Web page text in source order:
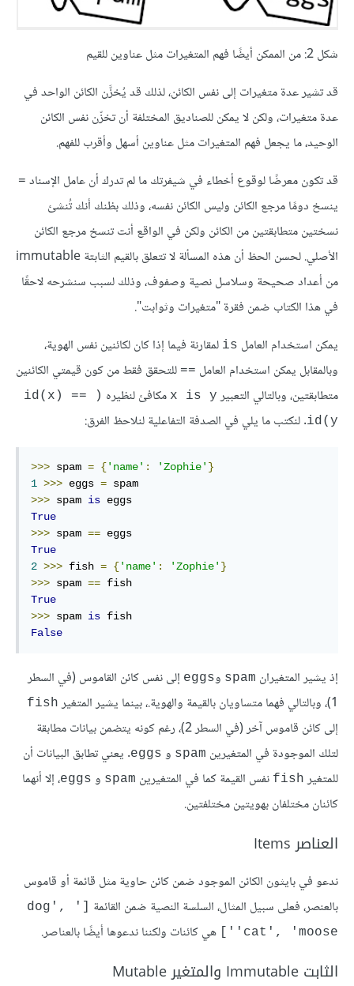
شكل 2: من الممكن أيضًا فهم المتغيرات مثل عناوين للقيم
قد تشير عدة متغيرات إلى نفس الكائن، لذلك قد يُخزَّن الكائن الواحد في
عدة متغيرات، ولكن لا يمكن للصناديق المختلفة أن تخزّن نفس الكائن
الوحيد، ما يجعل فهم المتغيرات مثل عناوين أسهل وأقرب للفهم.
قد تكون معرضًا لوقوع أخطاء في شيفرتك ما لم تدرك أن عامل الإسناد =
ينسخ دومًا مرجع الكائن وليس الكائن نفسه، وذلك بظنك أنك تُنشئ
نسختين متطابقتين من الكائن ولكن في الواقع أنت تنسخ مرجع الكائن
الأصلي. لحسن الحظ أن هذه المسألة لا تتعلق بالقيم الثابتة immutable
من أعداد صحيحة وسلاسل نصية وصفوف، وذلك لسبب سنشرحه لاحقًا
في هذا الكتاب ضمن فقرة "متغيرات وثوابت".
يمكن استخدام العامل is لمقارنة فيما إذا كان لكائنين نفس الهوية،
وبالمقابل يمكن استخدام العامل == للتحقق فقط من كون قيمتي الكائنين
متطابقتين، وبالتالي التعبير x is y مكافئ لنظيره
(id(x) ==
id(y. لنكتب ما يلي في الصدفة التفاعلية لنلاحظ الفرق:
>>> spam = {'name' : 'Zophie' }
1 >>> eggs =
>>> spam is
True
>>> spam ==
True
2 >>> fish = {'name' : 'Zophie' }
>>> spam ==
True
>>> spam is
False
إذ يشير المتغيران spam وeggs إلى نفس كائن القاموس (في السطر
1)، وبالتالي فهما متساويان بالقيمة والهوية.، بينما يشير المتغير
fish
إلى كائن قاموس آخر (في السطر 2)، رغم كونه يتضمن بيانات مطابقة
لتلك الموجودة في المتغيرين spam و eggs. يعني تطابق البيانات أن
للمتغير fish نفس القيمة كما في المتغيرين spam و eggs، إلا أنهما
كائنان مختلفان بهويتين مختلفتين.
العناصر Items
ندعو في بايثون الكائن الموجود ضمن كائن حاوية مثل قائمة أو قاموس
بالعنصر، فعلى سبيل المثال، السلسة النصية ضمن القائمة
['dog',
'cat', 'moose']
هي كائنات ولكننا ندعوها أيضًا بالعناصر.
الثابت Immutable والمتغير Mutable